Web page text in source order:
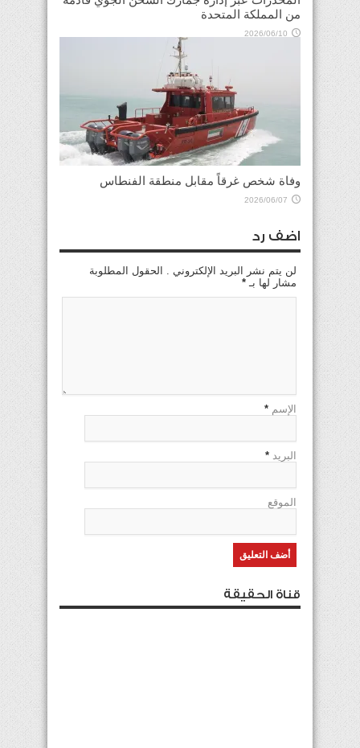
من المملكة المتحدة
2026/06/10
وفاة شخص غرقاً مقابل منطقة الفنطاس
2026/06/07
اضف رد
لن يتم نشر البريد الإلكتروني . الحقول المطلوبة
مشار لها بـ *
الإسم *
البريد *
الموقع
قناة الحقيقة